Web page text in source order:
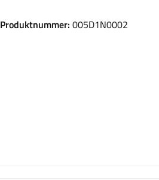
Produktnummer: 005D1N0002